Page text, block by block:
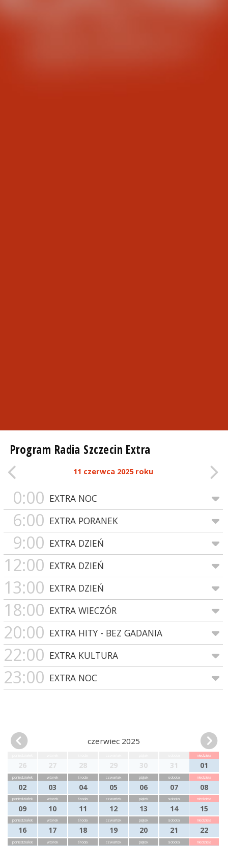
Program Radia Szczecin Extra
11 czerwca 2025 roku
0:00 EXTRA NOC
6:00 EXTRA PORANEK
9:00 EXTRA DZIEŃ
12:00 EXTRA DZIEŃ
13:00 EXTRA DZIEŃ
18:00 EXTRA WIECZÓR
20:00 EXTRA HITY - BEZ GADANIA
22:00 EXTRA KULTURA
23:00 EXTRA NOC
czerwiec 2025
26 27 28 29 30 31
niedziela
01
poniedziałek
02
wtorek
03
środa
04
czwartek
05
piątek
06
sobota
07
niedziela
08
poniedziałek
09
wtorek
10
środa
11
czwartek
12
piątek
13
sobota
14
niedziela
15
poniedziałek
16
wtorek
17
środa
18
czwartek
19
piątek
20
sobota
21
niedziela
22
poniedziałek wtorek środa czwartek piątek sobota niedziela